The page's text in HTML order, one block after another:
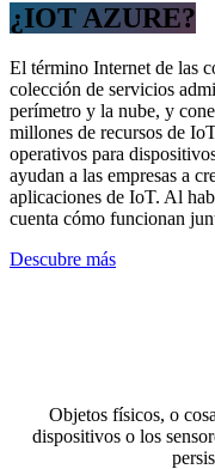
¿IOT AZURE?
El término Internet de las
colección de servicios
perímetro y la nube, y
millones de recursos de
operativos para
ayudan a las empresas a
aplicaciones de IoT. Al
cuenta cómo funcionan
Descubre más
Objetos físicos, o
dispositivos o los